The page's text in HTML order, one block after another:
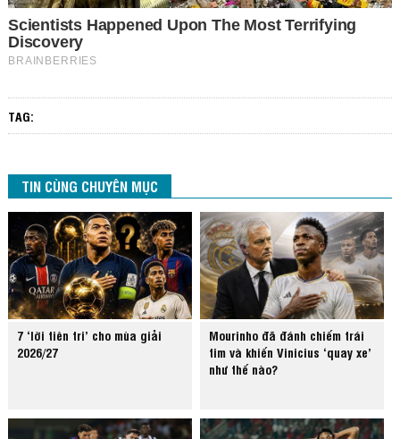
TAG:
TIN CÙNG CHUYÊN MỤC
7 ‘lời tiên tri’ cho mùa giải
2026/27
Mourinho đã đánh chiếm trái
tim và khiến Vinicius ‘quay xe’
như thế nào?